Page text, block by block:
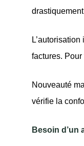
factures.
Nouveauté
vérifie la
Besoin d’un